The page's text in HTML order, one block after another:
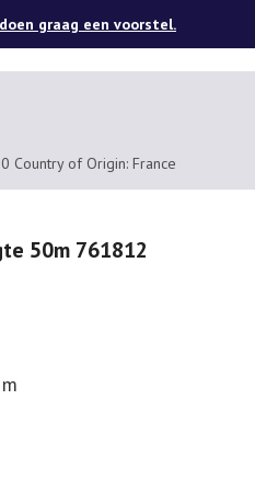
graag een voorstel.
Country of Origin: France
50m 761812